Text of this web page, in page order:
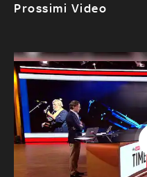
Prossimi Video